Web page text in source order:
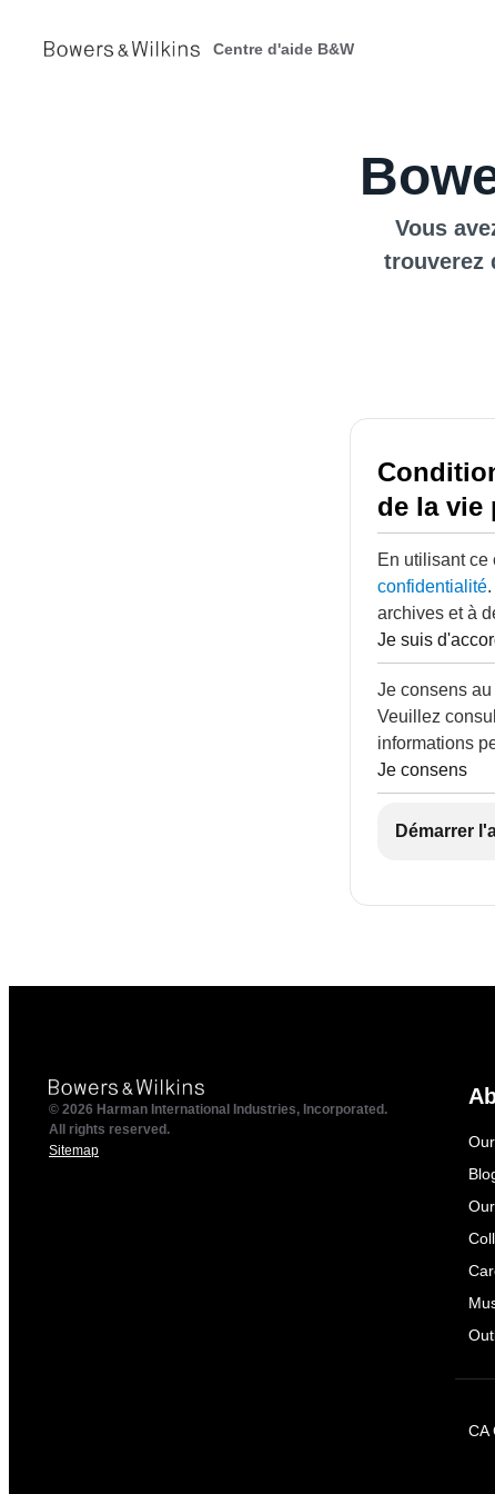
Centre d'aide B&W
Vous
trouverez
de la vie
En utilisant ce
confidentialité
archives et à
Je suis
Je consens
Veuillez
informations
Je consens
Démarrer
© 2026 Harman International Industries, Incorporated.
All rights reserved.
Sitemap
CA